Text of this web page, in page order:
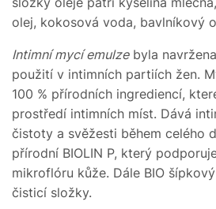
olej, kokosová voda, bavlníkový
Intimní mycí emulzebyla
použití v intimních partiích žen.
100 % přírodních ingrediencí,
prostředí intimních míst. Dává
čistoty a svěžesti během celého
přírodní BIOLIN P, který
mikroflóru kůže. Dále BIO
čisticí složky.